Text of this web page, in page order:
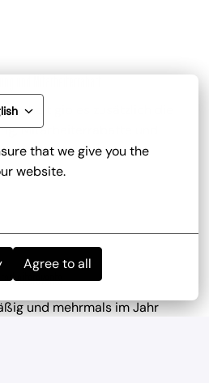
that we give you the
website.
Agree to all
Gehalt gib es zusätzlich die
Mitarbeiterrabatte und
Getränke
und mehrmals im Jahr